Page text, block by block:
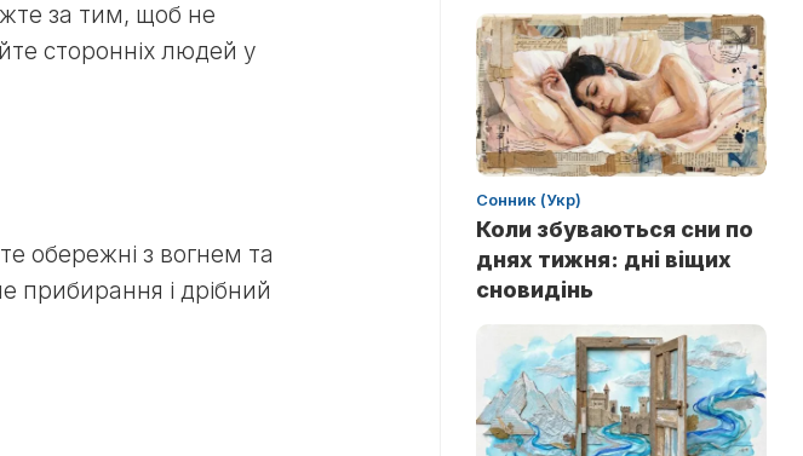
за тим, щоб не
сторонніх людей у
обережні з вогнем та
прибирання і дрібний
Сонник (Укр)
Коли збуваються сни по
днях тижня: дні віщих
сновидінь